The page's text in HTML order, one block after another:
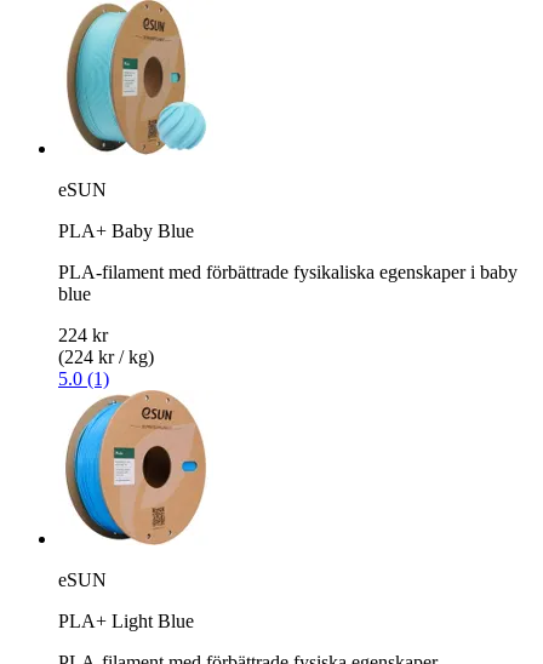
eSUN
PLA+ Baby Blue
PLA-filament med förbättrade fysikaliska egenskaper i baby
blue
224 kr
(224 kr / kg)
5.0 (1)
eSUN
PLA+ Light Blue